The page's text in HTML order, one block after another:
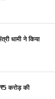
धामी ने किया
करोड़ की